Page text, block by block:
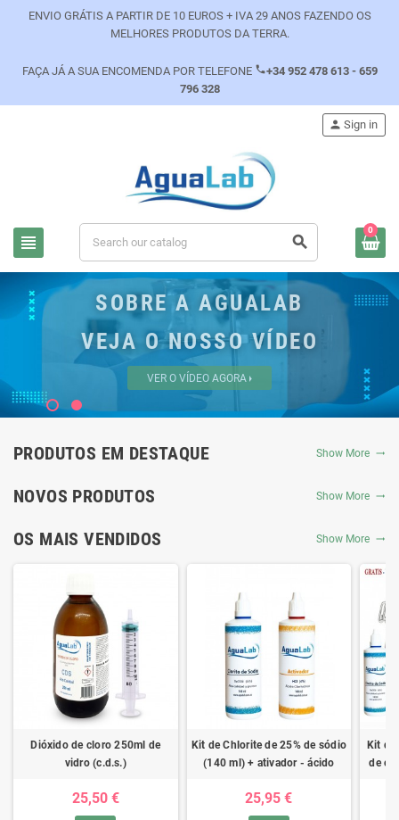
ENVIO GRÁTIS A PARTIR DE 10 EUROS + IVA 29 ANOS FAZENDO OS
MELHORES PRODUTOS DA TERRA.
FAÇA JÁ A SUA ENCOMENDA POR TELEFONE phone+34 952 478 613 - 659
796 328
view_headline search
person Sign in
0
PRODUTOS EM DESTAQUE Show More
NOVOS PRODUTOS Show More
OS MAIS VENDIDOS Show More
Dióxido de cloro 250ml de
vidro (c.d.s.)
25,50 €
Kit de Chlorite de 25% de sódio
(140 ml) + ativador - ácido
25,95 €
Kit de
de